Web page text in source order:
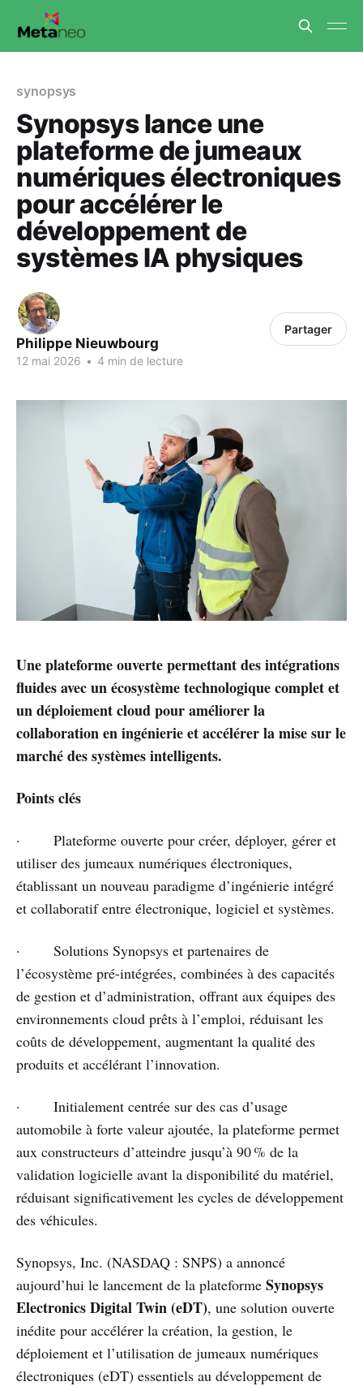
synopsys
Synopsys lance une
plateforme de jumeaux
numériques électroniques
pour accélérer le
développement de
systèmes IA physiques
Philippe Nieuwbourg
12 mai 2026 • 4 min de lecture
Partager
Une plateforme ouverte permettant des intégrations
fluides avec un écosystème technologique complet et
un déploiement cloud pour améliorer la
collaboration en ingénierie et accélérer la mise sur le
marché des systèmes intelligents.
Points clés
· Plateforme ouverte pour créer, déployer, gérer et
utiliser des jumeaux numériques électroniques,
établissant un nouveau paradigme d’ingénierie intégré
et collaboratif entre électronique, logiciel et systèmes.
· Solutions Synopsys et partenaires de
l’écosystème pré-intégrées, combinées à des capacités
de gestion et d’administration, offrant aux équipes des
environnements cloud prêts à l’emploi, réduisant les
coûts de développement, augmentant la qualité des
produits et accélérant l’innovation.
· Initialement centrée sur des cas d’usage
automobile à forte valeur ajoutée, la plateforme permet
aux constructeurs d’atteindre jusqu’à 90 % de la
validation logicielle avant la disponibilité du matériel,
réduisant significativement les cycles de développement
des véhicules.
Synopsys, Inc. (NASDAQ : SNPS) a annoncé
aujourd’hui le lancement de la plateforme Synopsys
Electronics Digital Twin (eDT), une solution ouverte
inédite pour accélérer la création, la gestion, le
déploiement et l’utilisation de jumeaux numériques
électroniques (eDT) essentiels au développement de